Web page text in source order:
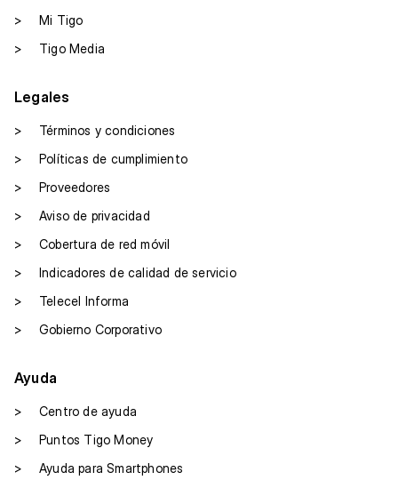
>
Mi Tigo
>
Tigo Media
Legales
>
Términos y condiciones
>
Políticas de cumplimiento
>
Proveedores
>
Aviso de privacidad
>
Cobertura de red móvil
>
Indicadores de calidad de servicio
>
Telecel Informa
>
Gobierno Corporativo
Ayuda
>
Centro de ayuda
>
Puntos Tigo Money
>
Ayuda para Smartphones